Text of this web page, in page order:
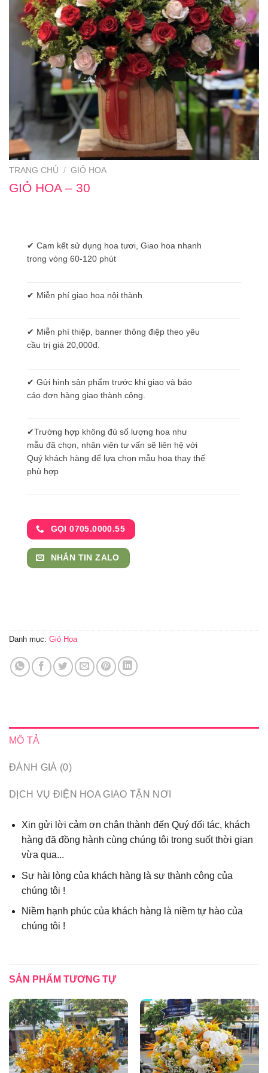
TRANG CHỦ / GIỎ HOA
GIỎ HOA – 30
✔ Cam kết sử dụng hoa tươi, Giao hoa nhanh
trong vòng 60-120 phút
✔ Miễn phí giao hoa nội thành
✔ Miễn phí thiệp, banner thông điệp theo yêu
cầu trị giá 20,000đ.
✔ Gửi hình sản phẩm trước khi giao và báo
cáo đơn hàng giao thành công.
✔Trường hợp không đủ số lượng hoa như
mẫu đã chọn, nhân viên tư vấn sẽ liên hệ với
Quý khách hàng để lựa chọn mẫu hoa thay thế
phù hợp
GỌI 0705.0000.55
NHẮN TIN ZALO
Danh mục: Giỏ Hoa
MÔ TẢ
ĐÁNH GIÁ (0)
DỊCH VỤ ĐIỆN HOA GIAO TẬN NƠI
Xin gửi lời cảm ơn chân thành đến Quý đối tác, khách
hàng đã đồng hành cùng chúng tôi trong suốt thời gian
vừa qua...
Sự hài lòng của khách hàng là sự thành công của
chúng tôi !
Niềm hạnh phúc của khách hàng là niềm tự hào của
chúng tôi !
SẢN PHẨM TƯƠNG TỰ